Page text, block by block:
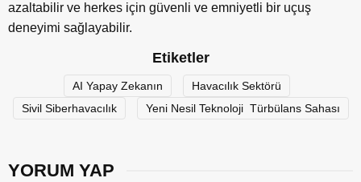
azaltabilir ve herkes için güvenli ve emniyetli bir uçuş
deneyimi sağlayabilir.
Etiketler
AI Yapay Zekanın
Havacılık Sektörü
Sivil Siberhavacılık
Yeni Nesil Teknoloji Türbülans Sahası
YORUM YAP